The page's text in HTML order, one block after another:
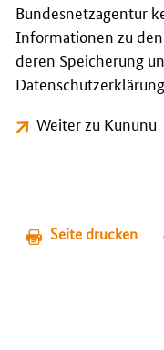
Bundesnetzagentur
Informationen zu
deren Speicherung
Weiter zu Kununu
Seite drucken